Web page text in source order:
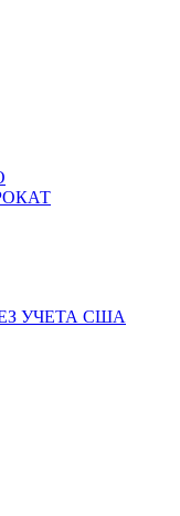
УЧЕТА США